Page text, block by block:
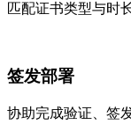
匹配证书类型与时
签发部署
协助完成验证、签